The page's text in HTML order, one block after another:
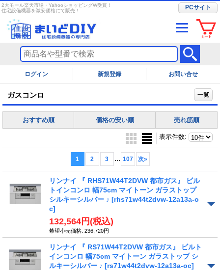
2大モール楽天市場・YahooショッピングW受賞！
住宅設備機器を激安価格にて販売！
PCサイト
ログイン お問い合せ
ガスコンロ 一覧
おすすめ順 価格の安い順 売れ筋順
表示件数:
1 2 3 ... 107 次»
リンナイ 『 RHS71W44T2DVW 都市ガス』 ビル
トインコンロ 幅75cm マイトーン ガラストップ
シルキーシルバー ♪ [rhs71w44t2dvw-12a13a-o
c]
132,564円 (税込)
希望小売価格: 236,720円
リンナイ 『 RS71W44T2DVW 都市ガス』 ビルト
インコンロ 幅75cm マイトーン ガラストップ シ
ルキーシルバー ♪ [rs71w44t2dvw-12a13a-oc]